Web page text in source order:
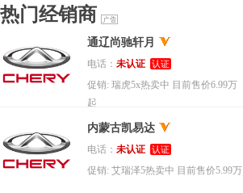
热门经销商
通辽尚驰轩月
电话： 未认证 认证
促销: 瑞虎5x热卖中 目前售价6.99万
起
内蒙古凯易达
电话： 未认证 认证
促销: 艾瑞泽5热卖中 目前售价5.99万